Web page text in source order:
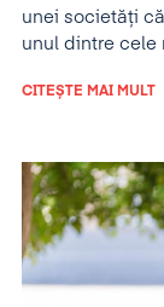
unei societăți
unul dintre cele
CITEȘTE MAI MULT